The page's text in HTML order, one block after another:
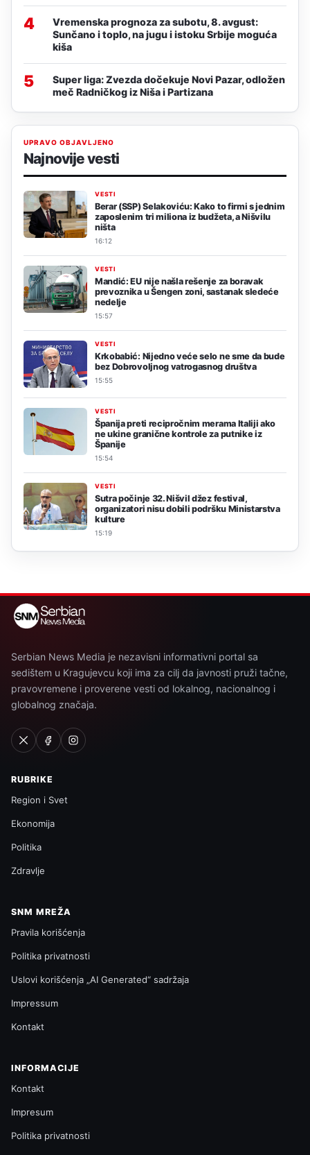
4
Vremenska prognoza za subotu, 8. avgust:
Sunčano i toplo, na jugu i istoku Srbije moguća
kiša
5
Super liga: Zvezda dočekuje Novi Pazar, odložen
meč Radničkog iz Niša i Partizana
UPRAVO OBJAVLJENO
Najnovije vesti
VESTI
Berar (SSP) Selakoviću: Kako to firmi s jednim
zaposlenim tri miliona iz budžeta, a Nišvilu
ništa
16:12
VESTI
Mandić: EU nije našla rešenje za boravak
prevoznika u Šengen zoni, sastanak sledeće
nedelje
15:57
VESTI
Krkobabić: Nijedno veće selo ne sme da bude
bez Dobrovoljnog vatrogasnog društva
15:55
VESTI
Španija preti recipročnim merama Italiji ako
ne ukine granične kontrole za putnike iz
Španije
15:54
VESTI
Sutra počinje 32. Nišvil džez festival,
organizatori nisu dobili podršku Ministarstva
kulture
15:19
Serbian News Media je nezavisni informativni portal sa
sedištem u Kragujevcu koji ima za cilj da javnosti pruži tačne,
pravovremene i proverene vesti od lokalnog, nacionalnog i
globalnog značaja.
RUBRIKE
Region i Svet
Ekonomija
Politika
Zdravlje
SNM MREŽA
Pravila korišćenja
Politika privatnosti
Uslovi korišćenja „AI Generated“ sadržaja
Impressum
Kontakt
INFORMACIJE
Kontakt
Impresum
Politika privatnosti